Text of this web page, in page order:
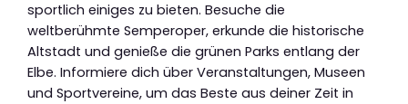
sportlich einiges zu bieten. Besuche die
weltberühmte Semperoper, erkunde die historische
Altstadt und genieße die grünen Parks entlang der
Elbe. Informiere dich über Veranstaltungen, Museen
und Sportvereine, um das Beste aus deiner Zeit in